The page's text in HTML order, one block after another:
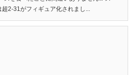
2-31がフィギュア化されまし...